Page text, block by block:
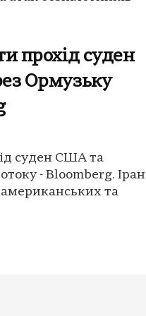
прохід суден
Ормузьку
суден США та
- Bloomberg. Іран
та